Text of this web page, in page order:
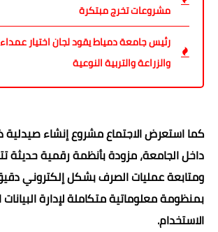
مشروعات تخرج مبتكرة
رئيس جامعة دمياط يقود لجان اختيار
والزراعة والتربية النوعية
كما استعرض الاجتماع مشروع إنشاء صيدلية
داخل الجامعة، مزودة بأنظمة رقمية حديثة
ومتابعة عمليات الصرف بشكل إلكتروني
بمنظومة معلوماتية متكاملة لإدارة البيانات
الاستخدام.